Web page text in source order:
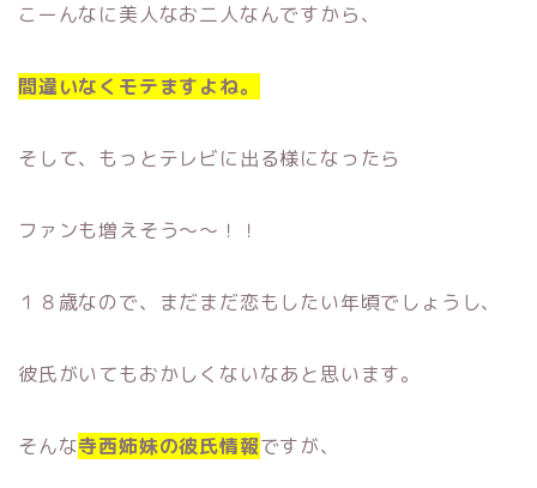
こーんなに美人なお二人なんですから、
間違いなくモテますよね。
そして、もっとテレビに出る様になったら
ファンも増えそう〜〜！！
１８歳なので、まだまだ恋もしたい年頃でしょうし、
彼氏がいてもおかしくないなあと思います。
そんな寺西姉妹の彼氏情報ですが、